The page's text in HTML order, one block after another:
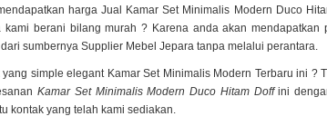
harga Jual Kamar Set Minimalis Modern Duco
kami berani bilang murah ? Karena anda akan mendapatkan
sumbernya Supplier Mebel Jepara tanpa melalui perantara.
simple elegant Kamar Set Minimalis Modern Terbaru ini ?
Kamar Set Minimalis Modern Duco Hitam Doffini
kontak yang telah kami sediakan.